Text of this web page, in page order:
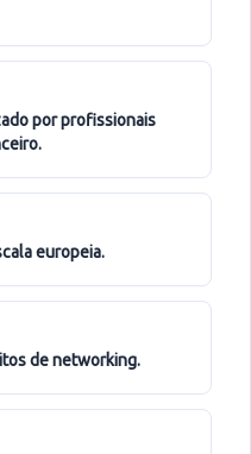
europeia.
de networking.